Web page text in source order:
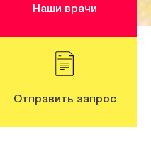
Наши врачи
Отправить запрос